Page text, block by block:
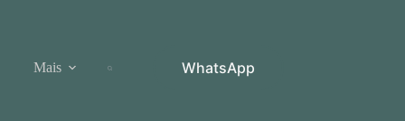
Mais WhatsApp